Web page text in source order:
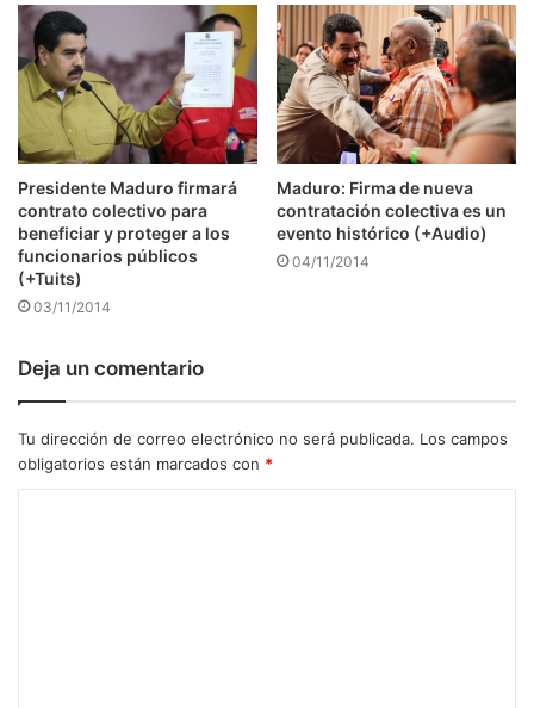
Presidente Maduro firmará
contrato colectivo para
beneficiar y proteger a los
funcionarios públicos
(+Tuits)
03/11/2014
Maduro: Firma de nueva
contratación colectiva es un
evento histórico (+Audio)
04/11/2014
Deja un comentario
Tu dirección de correo electrónico no será publicada. Los campos
obligatorios están marcados con *